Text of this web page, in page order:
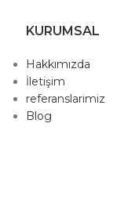
KURUMSAL
Hakkımızda
İletişim
referanslarimiz
Blog